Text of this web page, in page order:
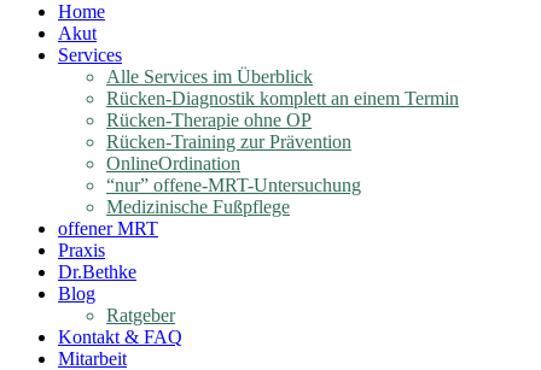
Home
Akut
Services
Alle Services im Überblick
Rücken-Diagnostik komplett an einem Termin
Rücken-Therapie ohne OP
Rücken-Training zur Prävention
OnlineOrdination
“nur” offene-MRT-Untersuchung
Medizinische Fußpflege
offener MRT
Praxis
Dr.Bethke
Blog
Ratgeber
Kontakt & FAQ
Mitarbeit